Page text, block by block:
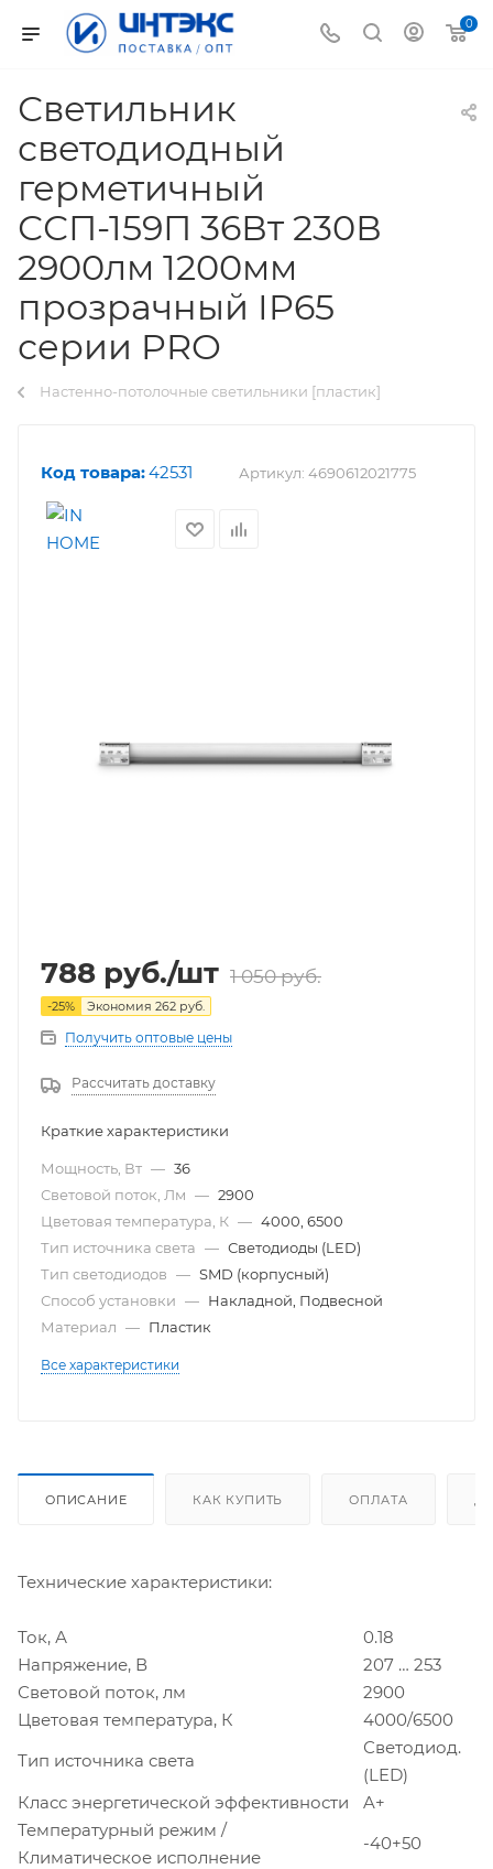
0
Светильник
светодиодный
герметичный
ССП-159П 36Вт 230В
2900лм 1200мм
прозрачный IP65
серии PRO
Настенно-потолочные светильники [пластик]
Код товара:42531 Артикул: 4690612021775
788 руб./шт 1 050руб.
-25% Экономия 262 руб.
Получить оптовые цены
Рассчитать доставку
Краткие характеристики
Мощность, Вт — 36
Световой поток, Лм — 2900
Цветовая температура, К — 4000, 6500
Тип источника света — Светодиоды (LED)
Тип светодиодов — SMD (корпусный)
Способ установки — Накладной, Подвесной
Материал — Пластик
Все характеристики
ОПИСАНИЕ КАК КУПИТЬ ОПЛАТА
Технические характеристики:
Ток, А
0.18
Напряжение, В
207 … 253
Световой поток, лм
Цветовая температура, К
2900
4000/6500
Тип источника света
Светодиод.
(LED)
Класс энергетической эффективности
A+
Температурный режим /
Климатическое исполнение
-40+50